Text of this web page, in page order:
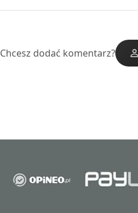
Chcesz dodać komentarz?